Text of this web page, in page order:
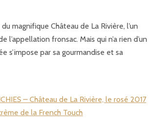
magnifique Château de La Rivière, l’un
l’appellation fronsac. Mais qui n’a rien d’un
s’impose par sa gourmandise et sa